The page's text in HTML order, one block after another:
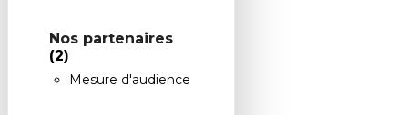
Nos partenaires
(2)
Mesure d'audience